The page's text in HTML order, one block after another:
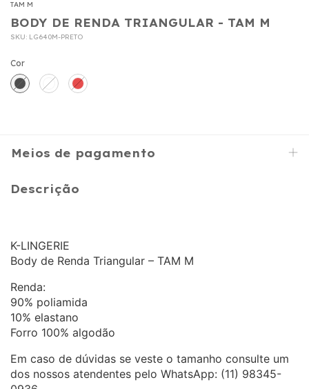
TAM M
BODY DE RENDA TRIANGULAR - TAM M
SKU: LG640M-PRETO
Cor
Meios de pagamento
Descrição
K-LINGERIE
Body de Renda Triangular – TAM M
Renda:
90% poliamida
10% elastano
Forro 100% algodão
Em caso de dúvidas se veste o tamanho consulte um
dos nossos atendentes pelo WhatsApp: (11) 98345-